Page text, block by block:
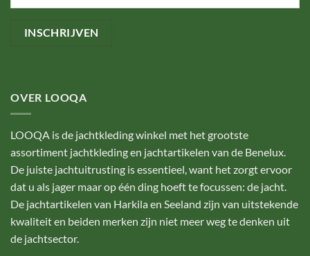
OVER LOOQA
LOOQA is de jachtkleding winkel met het grootste
assortiment jachtkleding en jachtartikelen van de Benelux.
De juiste jachtuitrusting is essentieel, want het zorgt ervoor
dat u als jager maar op één ding hoeft te focussen: de jacht.
De jachtartikelen van Harkila en Seeland zijn van uitstekende
kwaliteit en beiden merken zijn niet meer weg te denken uit
de jachtsector.